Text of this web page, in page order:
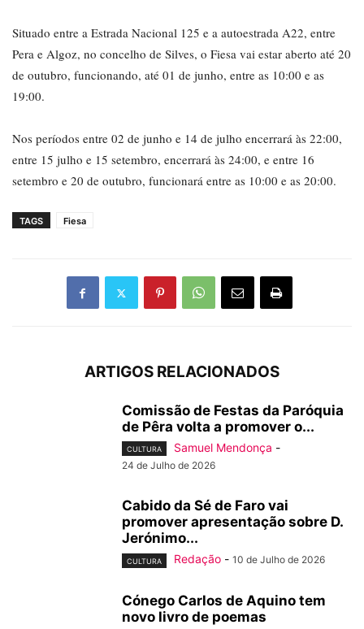
Situado entre a Estrada Nacional 125 e a autoestrada A22, entre
Pera e Algoz, no concelho de Silves, o Fiesa vai estar aberto até 20
de outubro, funcionando, até 01 de junho, entre as 10:00 e as
19:00.
Nos períodos entre 02 de junho e 14 de julho encerrará às 22:00,
entre 15 julho e 15 setembro, encerrará às 24:00, e entre 16
setembro e 20 de outubro, funcionará entre as 10:00 e as 20:00.
TAGS Fiesa
ARTIGOS RELACIONADOS
Comissão de Festas da Paróquia
de Pêra volta a promover o...
CULTURA Samuel Mendonça -
24 de Julho de 2026
Cabido da Sé de Faro vai
promover apresentação sobre D.
Jerónimo...
CULTURA Redação - 10 de Julho de 2026
Cónego Carlos de Aquino tem
novo livro de poemas